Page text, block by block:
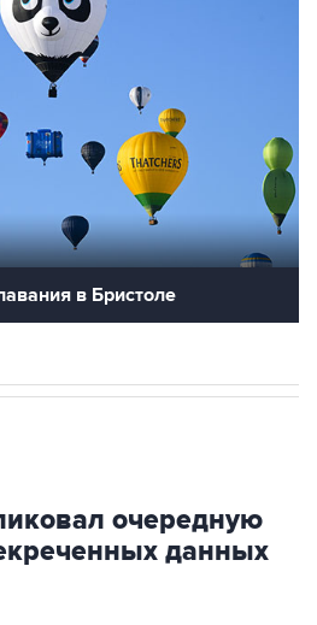
в Бристоле
очередную
данных
- Пентагон